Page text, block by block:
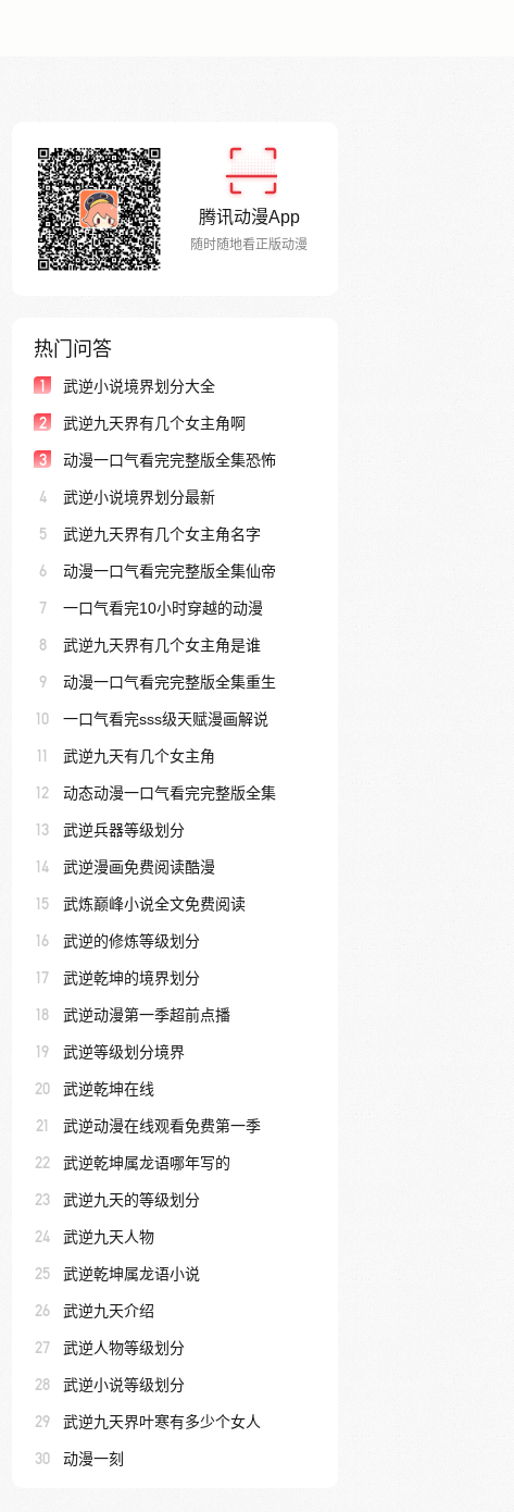
腾讯动漫App
随时随地看正版动漫
热门问答
1 武逆小说境界划分大全
2 武逆九天界有几个女主角啊
3 动漫一口气看完完整版全集恐怖
4 武逆小说境界划分最新
5 武逆九天界有几个女主角名字
6 动漫一口气看完完整版全集仙帝
7 一口气看完10小时穿越的动漫
8 武逆九天界有几个女主角是谁
9 动漫一口气看完完整版全集重生
10 一口气看完sss级天赋漫画解说
11 武逆九天有几个女主角
12 动态动漫一口气看完完整版全集
13 武逆兵器等级划分
14 武逆漫画免费阅读酷漫
15 武炼巅峰小说全文免费阅读
16 武逆的修炼等级划分
17 武逆乾坤的境界划分
18 武逆动漫第一季超前点播
19 武逆等级划分境界
20 武逆乾坤在线
21 武逆动漫在线观看免费第一季
22 武逆乾坤属龙语哪年写的
23 武逆九天的等级划分
24 武逆九天人物
25 武逆乾坤属龙语小说
26 武逆九天介绍
27 武逆人物等级划分
28 武逆小说等级划分
29 武逆九天界叶寒有多少个女人
30 动漫一刻